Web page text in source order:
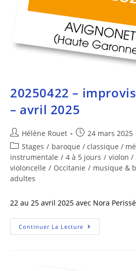
20250422 –
– avril 2025
Hélène Rouet
24 mars 2025
Stages / baroque / classique /
instrumentale / 4 à 5 jours / violon /
violoncelle / Occitanie / musique &
adultes
22 au 25 avril 2025 avec Nora Perissé
Continuer La Lecture